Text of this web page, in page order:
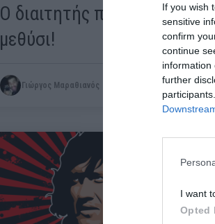
If you wish
sensitive
confirm
continue
information
further
I want
Opted
Ο διαιτητής που σφύριξε
μεθύσι!
Γιώργος Μαραθιανός